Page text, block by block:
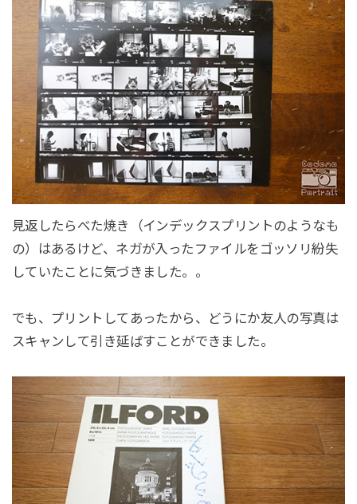
見返したらべた焼き（インデックスプリントのようなも
の）はあるけど、ネガが入ったファイルをゴッソリ紛失
していたことに気づきました。。
でも、プリントしてあったから、どうにか友人の写真は
スキャンして引き延ばすことができました。